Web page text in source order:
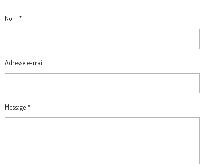
Nom *
Adresse e-mail
Message *